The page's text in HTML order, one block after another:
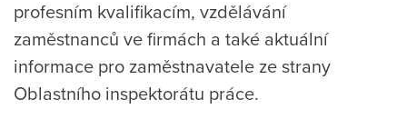
profesním kvalifikacím, vzdělávání
zaměstnanců ve firmách a také aktuální
informace pro zaměstnavatele ze strany
Oblastního inspektorátu práce.